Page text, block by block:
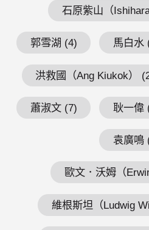
石原紫山（
郭雪湖 (4) 馬白水
洪救國（Ang Kiukok）
蕭淑文 (7) 耿一偉
袁廣鳴
歐文．沃姆（
維根斯坦（Ludwig